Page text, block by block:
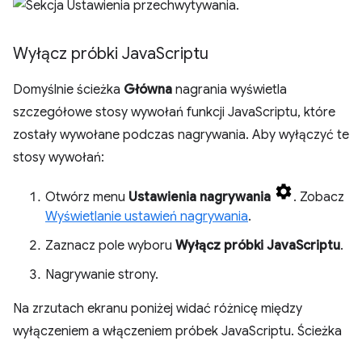
Wyłącz próbki JavaScriptu
Domyślnie ścieżka Główna nagrania wyświetla
szczegółowe stosy wywołań funkcji JavaScriptu, które
zostały wywołane podczas nagrywania. Aby wyłączyć te
stosy wywołań:
Otwórz menu Ustawienia nagrywania
. Zobacz
Wyświetlanie ustawień nagrywania.
Zaznacz pole wyboru Wyłącz próbki JavaScriptu.
Nagrywanie strony.
Na zrzutach ekranu poniżej widać różnicę między
wyłączeniem a włączeniem próbek JavaScriptu. Ścieżka